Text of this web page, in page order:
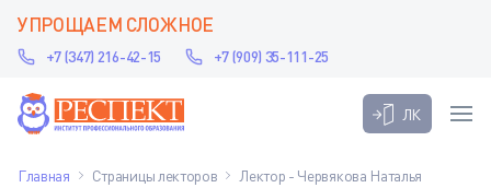
УПРОЩАЕМ СЛОЖНОЕ
+7 (347) 216-42-15 +7 (909) 35-111-25
ЛК
Главная Страницы лекторов
Лектор - Червякова Наталья